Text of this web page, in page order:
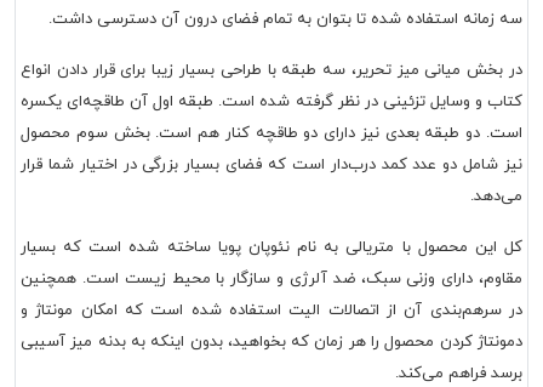
سه زمانه استفاده شده تا بتوان به تمام فضای درون آن دسترسی داشت.
در بخش میانی میز تحریر، سه طبقه با طراحی بسیار زیبا برای قرار دادن انواع
کتاب و وسایل تزئینی در نظر گرفته شده است. طبقه اول آن طاقچه‌ای یکسره
است. دو طبقه بعدی نیز دارای دو طاقچه کنار هم است. بخش سوم محصول
نیز شامل دو عدد کمد درب‌دار است که فضای بسیار بزرگی در اختیار شما قرار
می‌دهد.
کل این محصول با متریالی به نام نئوپان پویا ساخته شده است که بسیار
مقاوم، دارای وزنی سبک، ضد آلرژی و سازگار با محیط زیست است. همچنین
در سرهم‌بندی آن از اتصالات الیت استفاده شده است که امکان مونتاژ و
دمونتاژ کردن محصول را هر زمان که بخواهید، بدون اینکه به بدنه میز آسیبی
برسد فراهم می‌کند.